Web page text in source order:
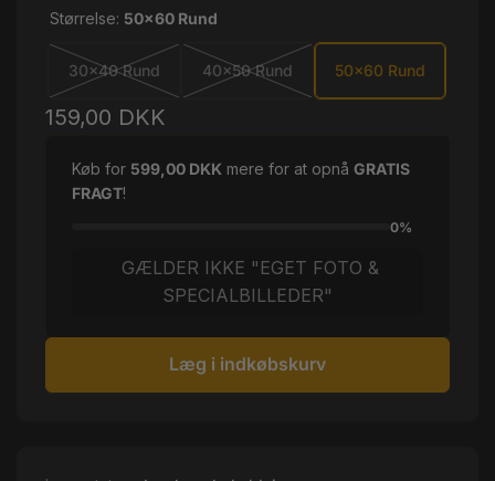
Størrelse: 50x60 Rund
30x40 Rund 40x50 Rund 50x60 Rund
Normalpris
159,00 DKK
Køb for 599,00 DKK mere for at opnå GRATIS
FRAGT!
0%
GÆLDER IKKE "EGET FOTO &
SPECIALBILLEDER"
Læg i indkøbskurv